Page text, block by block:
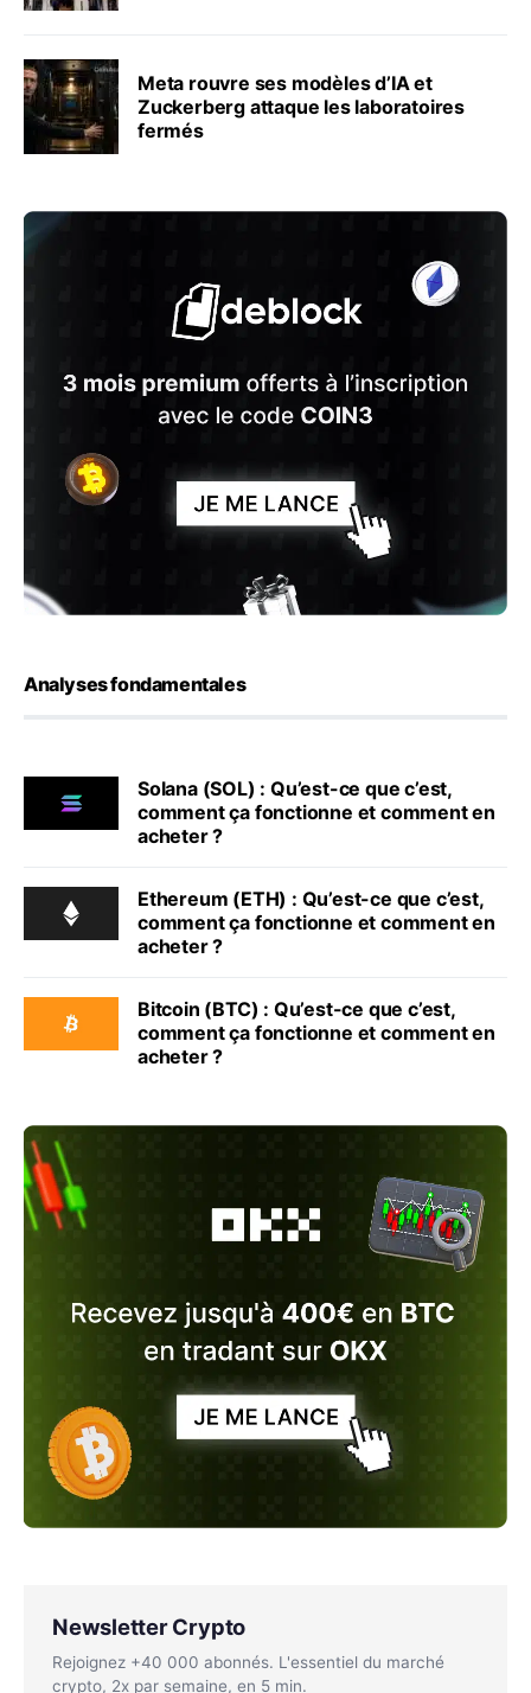
Meta rouvre ses modèles d’IA et
Zuckerberg attaque les laboratoires
fermés
Analyses fondamentales
Solana (SOL) : Qu’est-ce que c’est,
comment ça fonctionne et comment en
acheter ?
Ethereum (ETH) : Qu’est-ce que c’est,
comment ça fonctionne et comment en
acheter ?
Bitcoin (BTC) : Qu’est-ce que c’est,
comment ça fonctionne et comment en
acheter ?
Newsletter Crypto
Rejoignez +40 000 abonnés. L'essentiel du marché
crypto, 2x par semaine, en 5 min.